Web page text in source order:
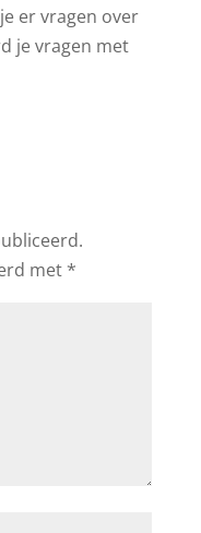
er vragen over
je vragen met
met *